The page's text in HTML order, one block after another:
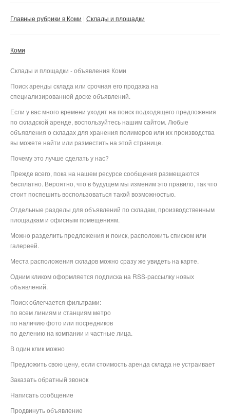
Без посредников
Применить Сбросить фильтр
Главные рубрики в Коми Склады и площадки
Коми
Склады и площадки - объявления Коми
Поиск аренды склада или срочная его продажа на
специализированной доске объявлений.
Если у вас много времени уходит на поиск подходящего предложения
по складской аренде, воспользуйтесь нашим сайтом. Любые
объявления о складах для хранения полимеров или их производства
вы можете найти или разместить на этой странице.
Почему это лучше сделать у нас?
Прежде всего, пока на нашем ресурсе сообщения размещаются
бесплатно. Вероятно, что в будущем мы изменим это правило, так что
стоит поспешить воспользоваться такой возможностью.
Отдельные разделы для объявлений по складам, производственным
площадкам и офисным помещениям.
Можно разделить предложения и поиск, расположить списком или
галереей.
Места расположения складов можно сразу же увидеть на карте.
Одним кликом оформляется подписка на RSS-рассылку новых
объявлений.
Поиск облегчается фильтрами:
по всем линиям и станциям метро
по наличию фото или посредников
по делению на компании и частные лица.
В один клик можно
Предложить свою цену, если стоимость аренда склада не устраивает
Заказать обратный звонок
Написать сообщение
Продвинуть объявление